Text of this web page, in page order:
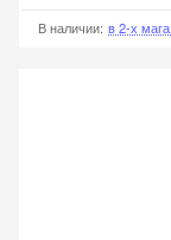
В наличии: в 2-х